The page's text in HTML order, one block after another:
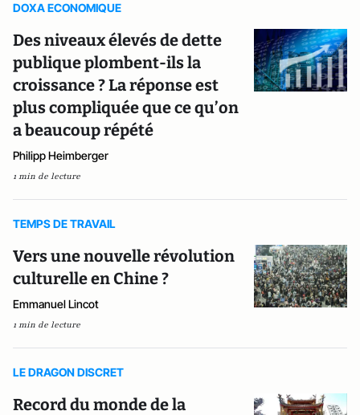
DOXA ECONOMIQUE
Des niveaux élevés de dette
publique plombent-ils la
croissance ? La réponse est
plus compliquée que ce qu’on
a beaucoup répété
Philipp Heimberger
1 min de lecture
TEMPS DE TRAVAIL
Vers une nouvelle révolution
culturelle en Chine ?
Emmanuel Lincot
1 min de lecture
LE DRAGON DISCRET
Record du monde de la